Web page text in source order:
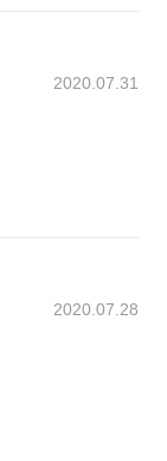
2020.07.31
2020.07.28